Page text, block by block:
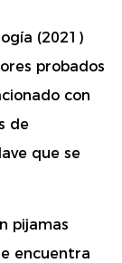
(2021)
probados
con
de
que se
pijamas
encuentra